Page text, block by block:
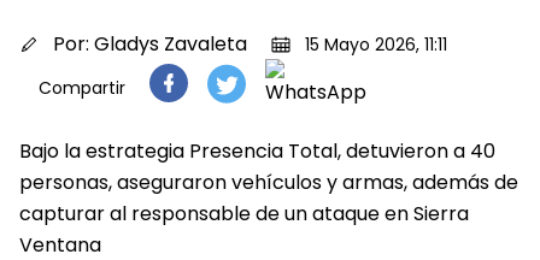
Por: Gladys Zavaleta
15 Mayo 2026, 11:11
Compartir
Bajo la estrategia Presencia Total, detuvieron a 40
personas, aseguraron vehículos y armas, además de
capturar al responsable de un ataque en Sierra
Ventana